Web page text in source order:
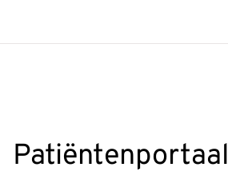
Patiëntenportaal